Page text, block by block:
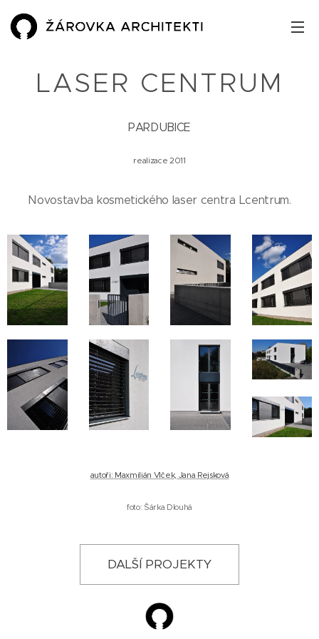
LASER CENTRUM
PARDUBICE
realizace 2011
Novostavba kosmetického laser centra Lcentrum.
autoři: Maxmilián Vlček, Jana Rejsková
foto: Šárka Dlouhá
DALŠÍ PROJEKTY